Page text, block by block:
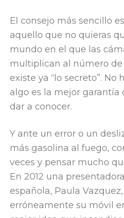
El consejo más sencillo
aquello que no quieras
mundo en el que las
multiplican al número de
existe ya “lo secreto”. No
algo es la mejor garantía
dar a conocer.
Y ante un error o un
más gasolina al fuego,
veces y pensar mucho
En 2012 una
española, Paula
erróneamente su móvil